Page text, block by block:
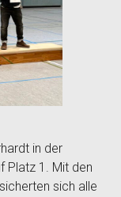
in der
Platz 1. Mit den
sich alle